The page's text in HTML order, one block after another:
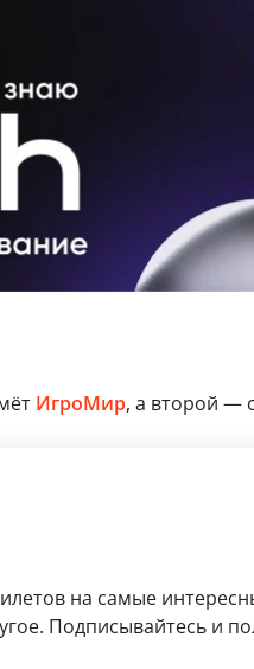
ИгроМир, а второй —
на самые
Подписывайтесь и